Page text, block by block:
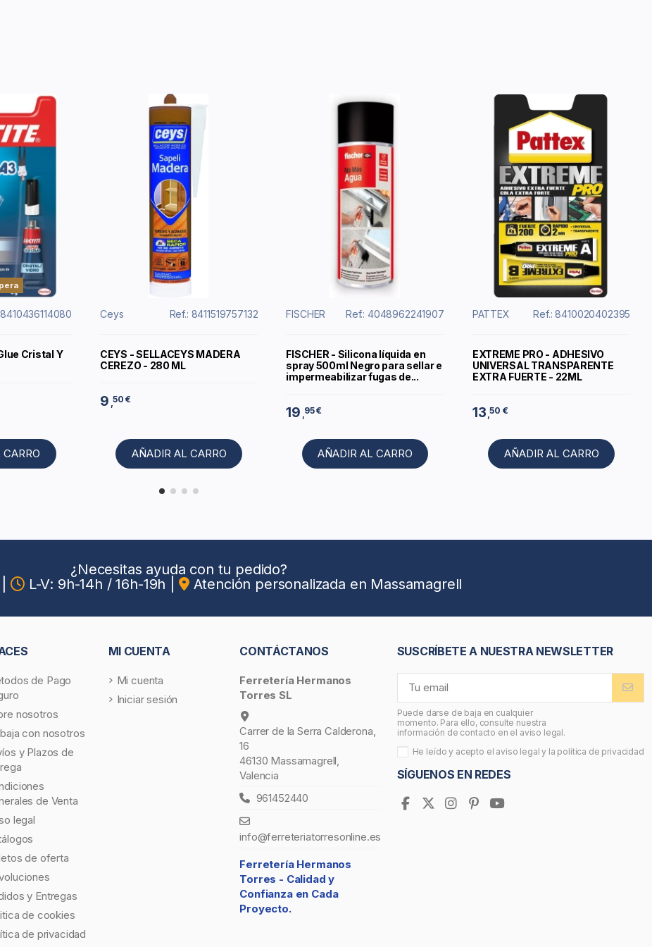
Cristal Y
Ceys Ref.: 8411519757132
CEYS - SELLACEYS MADERA
CEREZO - 280 ML
9 ,50 €
AÑADIR AL CARRO
FISCHER Ref.: 4048962241907
FISCHER - Silicona líquida en
spray 500ml Negro para sellar e
impermeabilizar fugas de...
19 ,95 €
AÑADIR AL CARRO
PATTEX Ref.: 8410020402395
EXTREME PRO - ADHESIVO
UNIVERSAL TRANSPARENTE
EXTRA FUERTE - 22ML
13 ,50 €
AÑADIR AL CARRO
¿Necesitas ayuda con tu pedido?
L-V: 9h-14h / 16h-19h Atención personalizada en Massamagrell
de Pago
nosotros
con nosotros
y Plazos de
de Venta
legal
de oferta
y Entregas
de cookies
de privacidad
MI CUENTA
Mi cuenta
Iniciar sesión
CONTÁCTANOS
Ferretería Hermanos
Torres SL
Carrer de la Serra Calderona,
16
46130 Massamagrell,
Valencia
961452440
info@ferreteriatorresonline.es
Ferretería Hermanos
Torres - Calidad y
Confianza en Cada
Proyecto.
SUSCRÍBETE A NUESTRA NEWSLETTER
Puede darse de baja en cualquier
momento. Para ello, consulte nuestra
información de contacto en el aviso legal.
He leído y acepto el aviso legal y la política de privacidad
SÍGUENOS EN REDES